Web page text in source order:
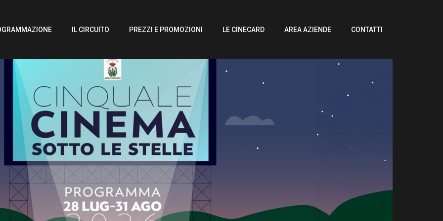
IL CIRCUITO PREZZI E PROMOZIONI LE CINECARD AREA AZIENDE CONTATTI